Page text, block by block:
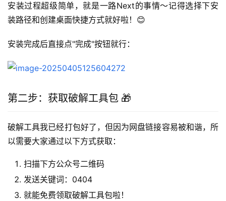
安装过程超级简单，就是一路Next的事情～记得选择下安
装路径和创建桌面快捷方式就好啦！😊
安装完成后直接点"完成"按钮就行：
第二步：获取破解工具包 🎁
破解工具我已经打包好了，但因为网盘链接容易被和谐，所
以需要大家通过以下方式获取：
扫描下方公众号二维码
发送关键词：0404
就能免费领取破解工具包啦！